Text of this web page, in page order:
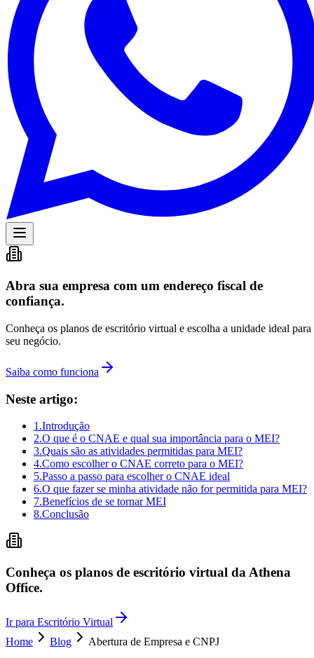
Abra sua empresa com um endereço fiscal de
confiança.
Conheça os planos de escritório virtual e escolha a unidade ideal para
seu negócio.
Saiba como funciona
Neste artigo:
1 .Introdução
2.O que é o CNAE e qual sua importância para o MEI?
3.Quais são as atividades permitidas para MEI?
4.Como escolher o CNAE correto para o MEI?
5.Passo a passo para escolher o CNAE ideal
6.O que fazer se minha atividade não for permitida para MEI?
7.Benefícios de se tornar MEI
8.Conclusão
Conheça os planos de escritório virtual da Athena
Office.
Ir para Escritório Virtual
Home
Blog
Abertura de Empresa e CNPJ